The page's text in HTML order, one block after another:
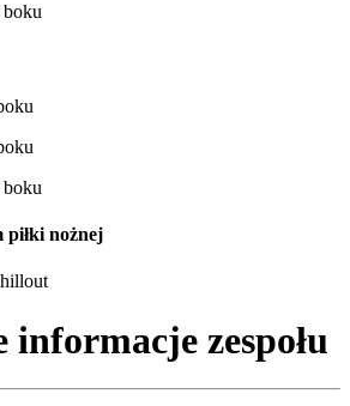
boku
boku
piłki nożnej
informacje zespołu